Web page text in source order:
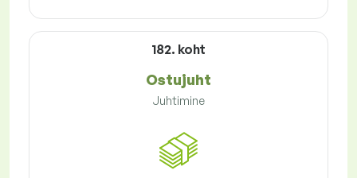
182. koht
Ostujuht
Juhtimine